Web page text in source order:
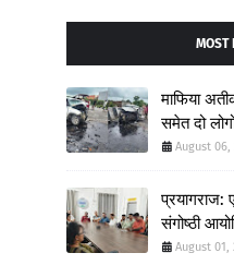
MOST
माफिया
समेत दो
August 06,
प्रयागराज:
संगोष्ठी
August 01,